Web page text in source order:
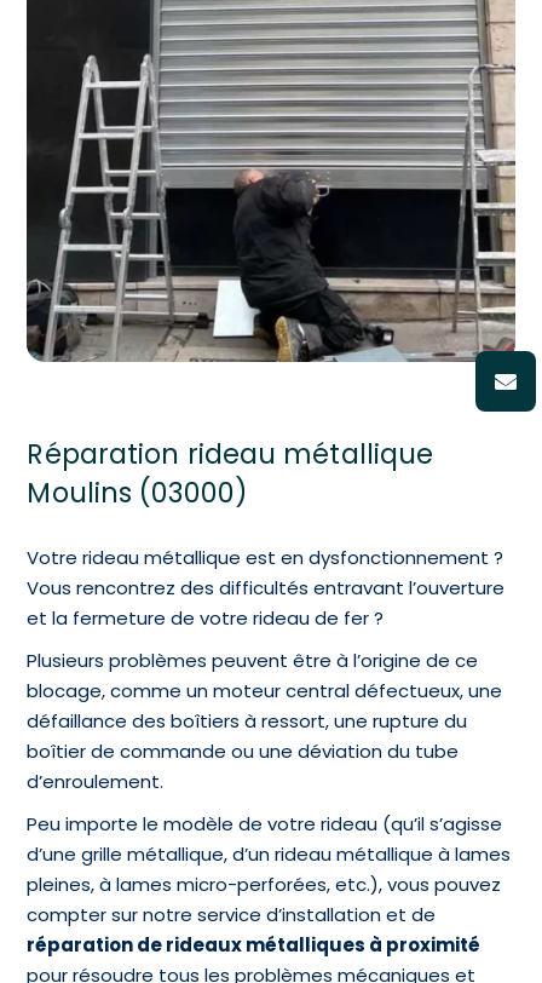
Réparation rideau métallique
Moulins (03000)
Votre rideau métallique est en dysfonctionnement ?
Vous rencontrez des difficultés entravant l’ouverture
et la fermeture de votre rideau de fer ?
Plusieurs problèmes peuvent être à l’origine de ce
blocage, comme un moteur central défectueux, une
défaillance des boîtiers à ressort, une rupture du
boîtier de commande ou une déviation du tube
d’enroulement.
Peu importe le modèle de votre rideau (qu’il s’agisse
d’une grille métallique, d’un rideau métallique à lames
pleines, à lames micro-perforées, etc.), vous pouvez
compter sur notre service d’installation et de
réparation de rideaux métalliques à proximité
pour résoudre tous les problèmes mécaniques et